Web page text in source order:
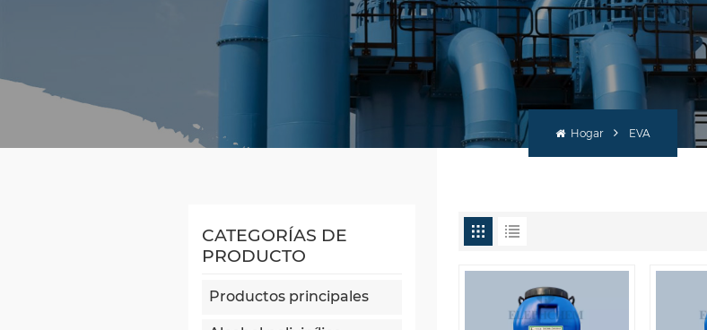
Hogar EVA
CATEGORÍAS DE
PRODUCTO
Productos principales